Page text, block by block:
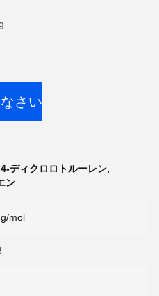
さい
ディクロロトルーレン,
ン
mol